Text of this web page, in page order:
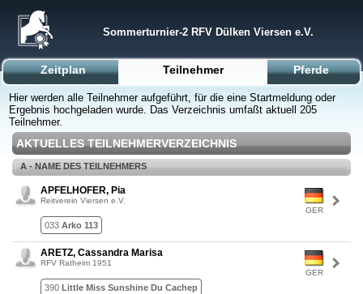
Sommerturnier-2 RFV Dülken Viersen e.V.
Zeitplan Teilnehmer Pferde
Hier werden alle Teilnehmer aufgeführt, für die eine Startmeldung oder
Ergebnis hochgeladen wurde. Das Verzeichnis umfaßt aktuell 205
Teilnehmer.
AKTUELLES TEILNEHMERVERZEICHNIS
A - NAME DES TEILNEHMERS
GER
APFELHOFER, Pia
Reitverein Viersen e.V.
033 Arko 113
GER
ARETZ, Cassandra Marisa
RFV Ratheim 1951
390 Little Miss Sunshine Du Cachep